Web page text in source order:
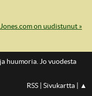
on uudistunut »
huumoria. Jo vuodesta
RSS Sivukartta ▲